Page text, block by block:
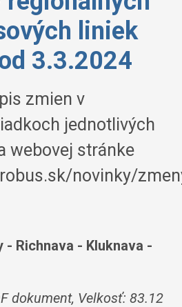
liniek
3.3.2024
zmien v
jednotlivých
webovej stránke
novinky/
- Richnava - Kluknava -
dokument, Velkosť: 83.12